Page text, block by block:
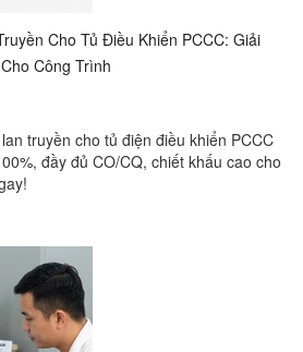
Cho Tủ Điều Khiển PCCC: Giải
Công Trình
truyền cho tủ điện điều khiển PCCC
đầy đủ CO/CQ, chiết khấu cao cho